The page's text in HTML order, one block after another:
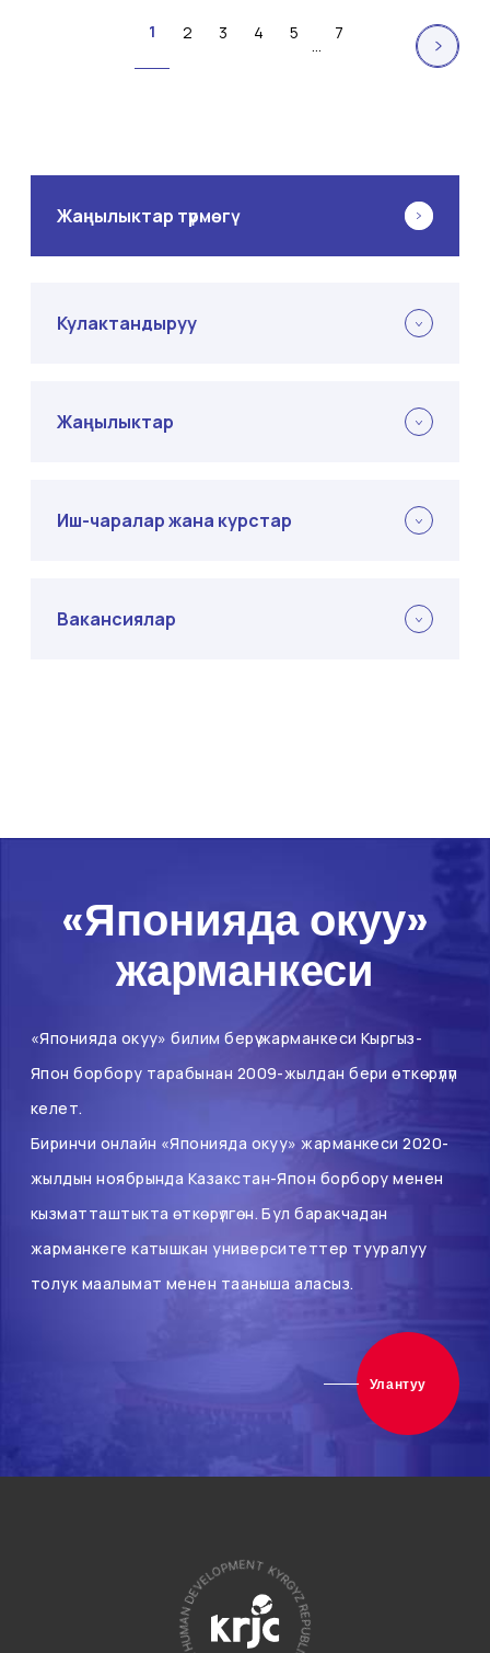
1 2 3 4 5
...
7
Жаңылыктар түрмөгү
Кулактандыруу
Жаңылыктар
Иш-чаралар жана курстар
Вакансиялар
«Японияда окуу»
жарманкеси
«Японияда окуу» билим берүү жарманкеси Кыргыз-
Япон борбору тарабынан 2009-жылдан бери өткөрүлүп
келет.
Биринчи онлайн «Японияда окуу» жарманкеси 2020-
жылдын ноябрында Казакстан-Япон борбору менен
кызматташтыкта өткөрүлгөн. Бул баракчадан
жарманкеге катышкан университеттер тууралуу
толук маалымат менен тааныша аласыз.
Улантуу